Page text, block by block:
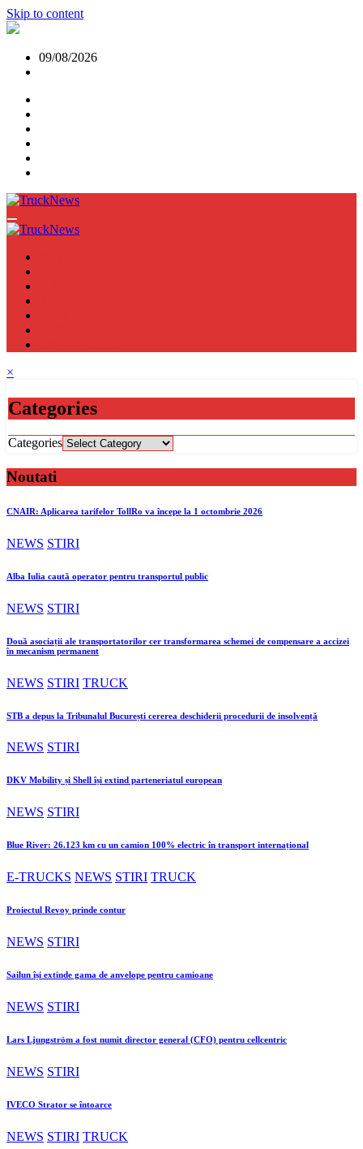
Skip to content
09/08/2026
×
Categories
Categories
Noutati
CNAIR: Aplicarea tarifelor TollRo va începe la 1 octombrie 2026
NEWS STIRI
Alba Iulia caută operator pentru transportul public
NEWS STIRI
Două asociații ale transportatorilor cer transformarea schemei de compensare a accizei
în mecanism permanent
NEWS STIRI TRUCK
STB a depus la Tribunalul București cererea deschiderii procedurii de insolvență
NEWS STIRI
DKV Mobility și Shell își extind parteneriatul european
NEWS STIRI
Blue River: 26.123 km cu un camion 100% electric în transport internațional
E-TRUCKS NEWS STIRI TRUCK
Proiectul Revoy prinde contur
NEWS STIRI
Sailun își extinde gama de anvelope pentru camioane
NEWS STIRI
Lars Ljungström a fost numit director general (CFO) pentru cellcentric
NEWS STIRI
IVECO Strator se întoarce
NEWS STIRI TRUCK